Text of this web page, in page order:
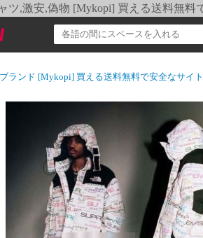
ツ,激安,偽物 [Mykopi] 買える送料無料
ランド [Mykopi] 買える送料無料で安全なサイト